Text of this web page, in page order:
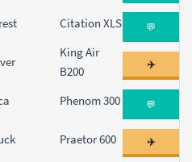
Citation XLS 💬
King Air
B200
✈️
Phenom 300 💬
Praetor 600 ✈️